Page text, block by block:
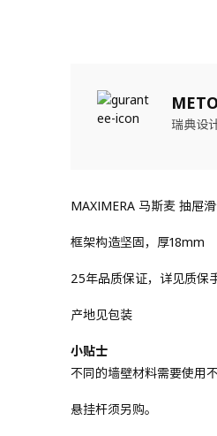
瑞典设
MAXIMERA 马斯麦 抽屉
框架构造坚固，厚18mm
25年品质保证，详见质保
产地见包装
小贴士
不同的墙壁材料需要使用
悬挂杆须另购。